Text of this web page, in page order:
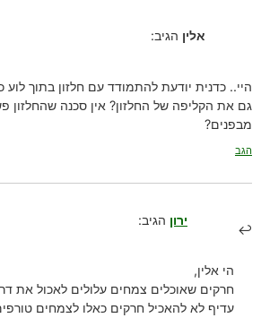
אלין הגיב:
היי.. כדנית יודעת להתמודד עם חלזון בתוך
גם את הקליפה של החלזון? אין סכנה שהחלזון
מבפנים?
הגב
ירון הגיב:
הי אלין,
חרקים שאוכלים צמחים עלולים לאכול את
עדיף לא להאכיל חרקים כאלו לצמחים